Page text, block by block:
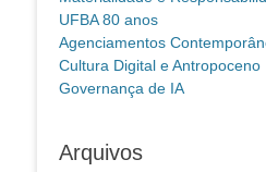
UFBA 80 anos
Agenciamentos
Cultura Digital e Antropoceno
Governança de IA
Arquivos